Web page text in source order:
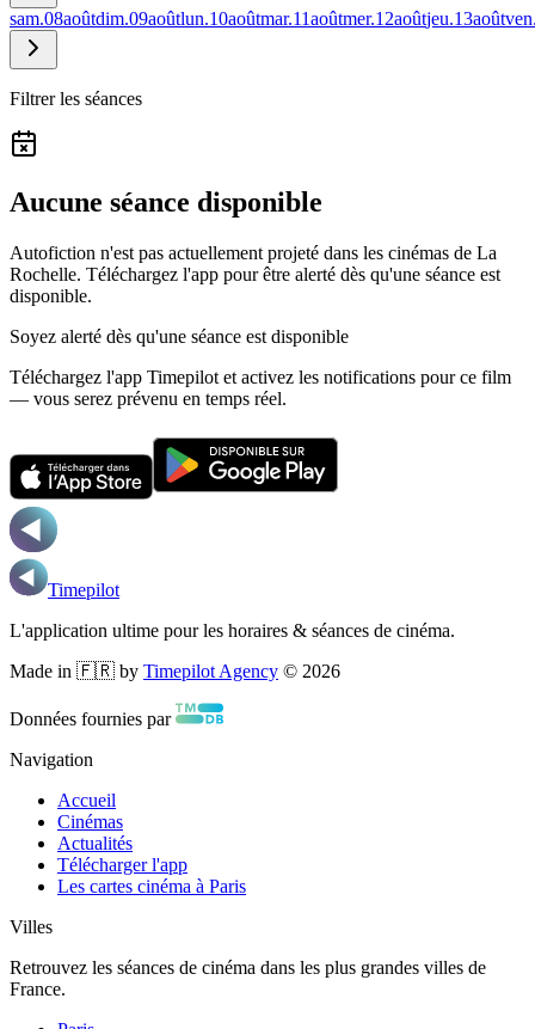
sam.08aoûtdim.09aoûtlun.10aoûtmar.11aoûtmer.12aoûtjeu.13août
Filtrer les séances
Aucune séance disponible
Autofiction n'est pas actuellement projeté dans les cinémas de La
Rochelle. Téléchargez l'app pour être alerté dès qu'une séance est
disponible.
Soyez alerté dès qu'une séance est disponible
Téléchargez l'app Timepilot et activez les notifications pour ce film
— vous serez prévenu en temps réel.
Timepilot
L'application ultime pour les horaires & séances de cinéma.
Made in 🇫🇷 by Timepilot Agency © 2026
Données fournies par
Navigation
Accueil
Cinémas
Actualités
Télécharger l'app
Les cartes cinéma à Paris
Villes
Retrouvez les séances de cinéma dans les plus grandes villes de
France.